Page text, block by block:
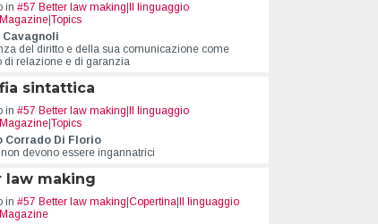
in #57 Better law making
Il linguaggio
Magazine| Topics
del diritto e della sua comunicazione come
di relazione e di garanzia
sintattica
in #57 Better law making
Il linguaggio
Magazine| Topics
Corrado Di Florio
devono essere ingannatrici
law making
in #57 Better law making Copertina|
Il linguaggio
Magazine